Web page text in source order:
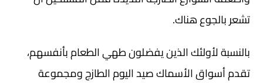
تشعر بالجوع هناك.
بالنسبة لأولئك الذين يفضلون طهي الطعام بأنفسهم،
تقدم أسواق الأسماك صيد اليوم الطازج ومجموعة